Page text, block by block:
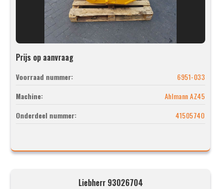
Prijs op aanvraag
Voorraad nummer:
6951-033
Machine:
Ahlmann AZ45
Onderdeel nummer:
4150574O
Liebherr 93026704